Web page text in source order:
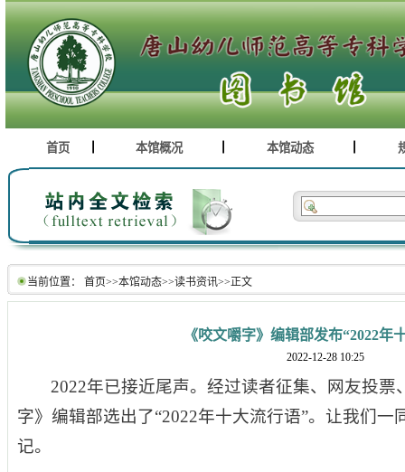
首页 本馆概况 本馆动态
当前位置： 首页>>本馆动态>>读书资讯>>正文
《咬文嚼字》编辑部发布“2022年
2022-12-28 10:25
2022年已接近尾声。经过读者征集、网友投
字》编辑部选出了“2022年十大流行语”。让我们一
记。